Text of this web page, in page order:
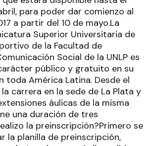
para poder dar comienzo al
a partir del 10 de mayo.La
Superior Universitaria de
de la Facultad de
Social de la UNLP es
público y gratuito en su
toda América Latina. Desde el
carrera en la sede de La Plata y
áulicas de la misma
una duración de tres
la preinscripción?Primero se
la planilla de preinscripción,